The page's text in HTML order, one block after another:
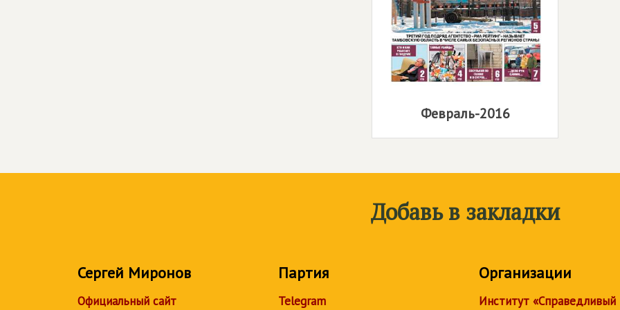
Февраль-2016
Добавь в закладки
Сергей Миронов
Официальный сайт
Партия
Telegram
Организации
Институт «Справедливый